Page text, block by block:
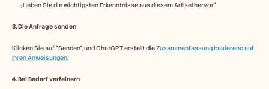
„Heben Sie die wichtigsten Erkenntnisse aus diesem Artikel hervor.“
3. Die Anfrage senden
Klicken Sie auf "Senden", und ChatGPT erstellt die Zusammenfassung basierend auf
Ihren Anweisungen.
4. Bei Bedarf verfeinern